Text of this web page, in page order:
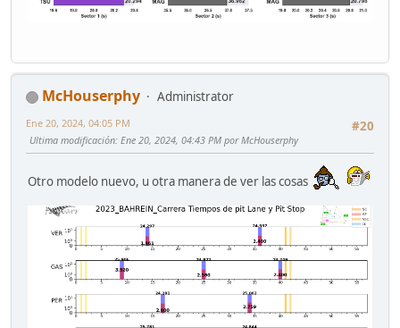
McHouserphy
Administrator
#20
Ene 20, 2024, 04:05 PM
Ultima modificación: Ene 20, 2024, 04:43 PM por McHouserphy
Otro modelo nuevo, u otra manera de ver las cosas